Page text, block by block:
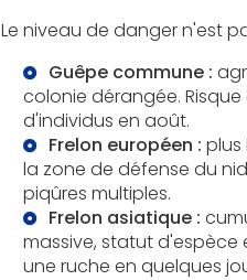
Le niveau de danger n'est
Guêpe commune :
colonie dérangée.
d'individus en août.
Frelon européen : plus
la zone de défense du
piqûres multiples.
Frelon asiatique :
massive, statut d'espèce
une ruche en quelques